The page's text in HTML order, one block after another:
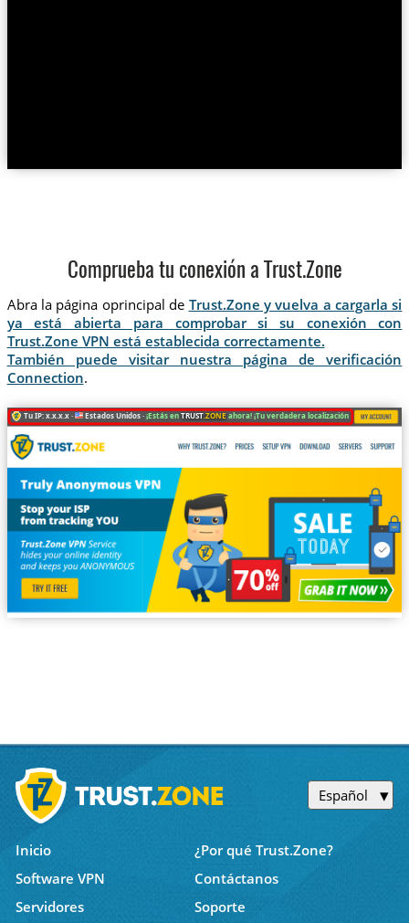
Comprueba tu conexión a Trust.Zone
Abra la página oprincipal de Trust.Zone y vuelva a cargarla si
ya está abierta para comprobar si su conexión con
Trust.Zone VPN está establecida correctamente.
También puede visitar nuestra página de verificación
Connection.
Tu IP: x.x.x.x · Estados Unidos ·¡Estás enTRUST.ZONE ahora! ¡Tu verdadera localización está oculta!
Español
Inicio
¿Por qué Trust.Zone?
Software VPN
Contáctanos
Servidores
Soporte